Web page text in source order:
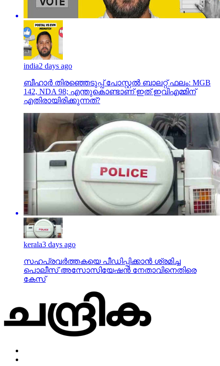
india2 days ago
ബീഹാർ തിരഞ്ഞെടുപ്പ് പോസ്റ്റൽ ബാലറ്റ് ഫലം: MGB
142, NDA 98; എന്തുകൊണ്ടാണ് ഇത് ഇവിഎമ്മിന്
എതിരായിരിക്കുന്നത്?
kerala3 days ago
സഹപ്രവര്‍ത്തകയെ പീഡിപ്പിക്കാന്‍ ശ്രമിച്ച
പൊലീസ് അസോസിയേഷന്‍ നേതാവിനെതിരെ
കേസ്